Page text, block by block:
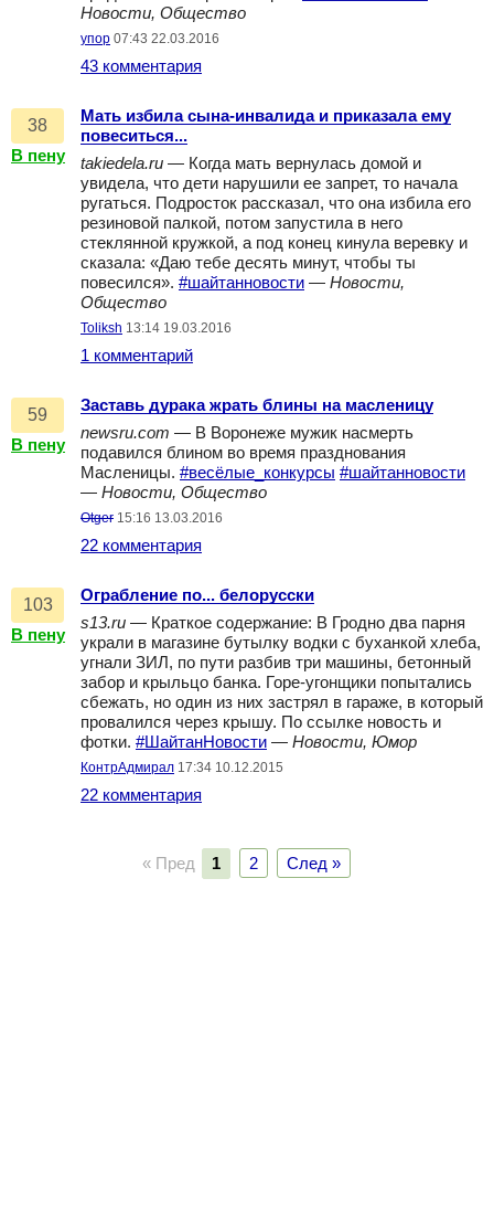
Новости, Общество
упор 07:43 22.03.2016
43 комментария
38
В пену
Мать избила сына-инвалида и приказала ему
повеситься...
takiedela.ru — Когда мать вернулась домой и
увидела, что дети нарушили ее запрет, то начала
ругаться. Подросток рассказал, что она избила его
резиновой палкой, потом запустила в него
стеклянной кружкой, а под конец кинула веревку и
сказала: «Даю тебе десять минут, чтобы ты
повесился». #шайтанновости — Новости,
Общество
Toliksh 13:14 19.03.2016
1 комментарий
59
В пену
Заставь дурака жрать блины на масленицу
newsru.com — В Воронеже мужик насмерть
подавился блином во время празднования
Масленицы. #весёлые_конкурсы #шайтанновости
— Новости, Общество
Otger 15:16 13.03.2016
22 комментария
103
В пену
Ограбление по... белорусски
s13.ru — Краткое содержание: В Гродно два парня
украли в магазине бутылку водки с буханкой хлеба,
угнали ЗИЛ, по пути разбив три машины, бетонный
забор и крыльцо банка. Горе-угонщики попытались
сбежать, но один из них застрял в гараже, в который
провалился через крышу. По ссылке новость и
фотки. #ШайтанНовости — Новости, Юмор
КонтрАдмирал 17:34 10.12.2015
22 комментария
« Пред 1 2 След »